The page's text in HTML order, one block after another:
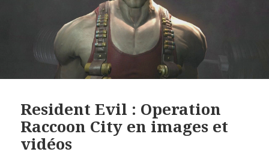
Resident Evil : Operation
Raccoon City en images et
vidéos